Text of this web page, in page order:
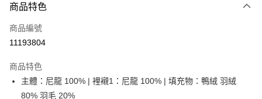
Apple Pay
悠遊付
7-11取貨(快速到店)
每筆NT$100，滿NT$1,500(含以上)免運費
商品特色
商品編號
11193804
商品特色
主體：尼龍 100% | 裡襯1：尼龍 100% | 填充物：鴨絨 羽絨
80% 羽毛 20%